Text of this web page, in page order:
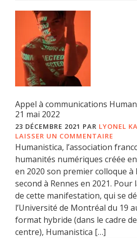
Appel à communications
21 mai 2022
23 DÉCEMBRE 2021 PAR LYONEL
LAISSER UN COMMENTAIRE
Humanistica, l’association
humanités numériques créée
en 2020 son premier colloque
second à Rennes en 2021.
de cette manifestation, qui se
l’Université de Montréal du 19
format hybride (dans le cadre
centre), Humanistica […]